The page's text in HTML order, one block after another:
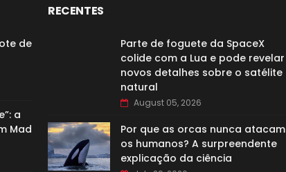
de
a
Mad
RECENTES
Parte de foguete da SpaceX
colide com a Lua e pode revelar
novos detalhes sobre o satélite
natural
August 05, 2026
Por que as orcas nunca atacam
os humanos? A surpreendente
explicação da ciência